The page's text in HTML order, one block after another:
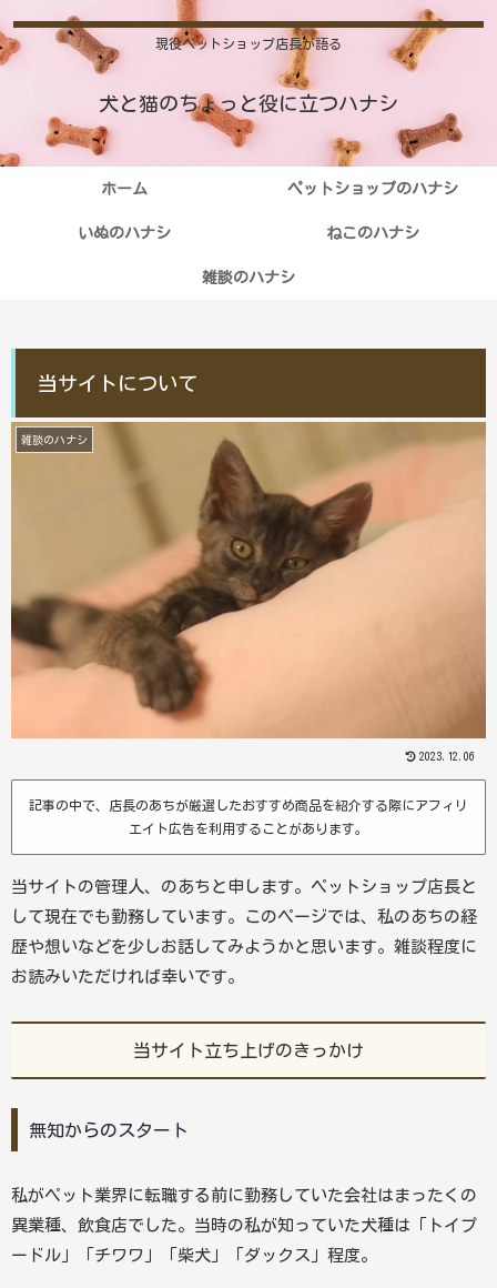
現役ペットショップ店長が語る
犬と猫のちょっと役に立つハナシ
ホーム ペットショップのハナシ
いぬのハナシ ねこのハナシ
雑談のハナシ
当サイトについて
雑談のハナシ
2023.12.06
記事の中で、店長のあちが厳選したおすすめ商品を紹介する際にアフィリ
エイト広告を利用することがあります。
当サイトの管理人、のあちと申します。ペットショップ店長と
して現在でも勤務しています。このページでは、私のあちの経
歴や想いなどを少しお話してみようかと思います。雑談程度に
お読みいただければ幸いです。
当サイト立ち上げのきっかけ
無知からのスタート
私がペット業界に転職する前に勤務していた会社はまったくの
異業種、飲食店でした。当時の私が知っていた犬種は「トイプ
ードル」「チワワ」「柴犬」「ダックス」程度。